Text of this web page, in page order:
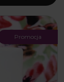
Promocja